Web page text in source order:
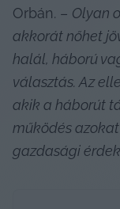
Orbán. – Olyan
akkorát nőhet
halál, háború
választás. Az
akik a háborút
működés
gazdasági